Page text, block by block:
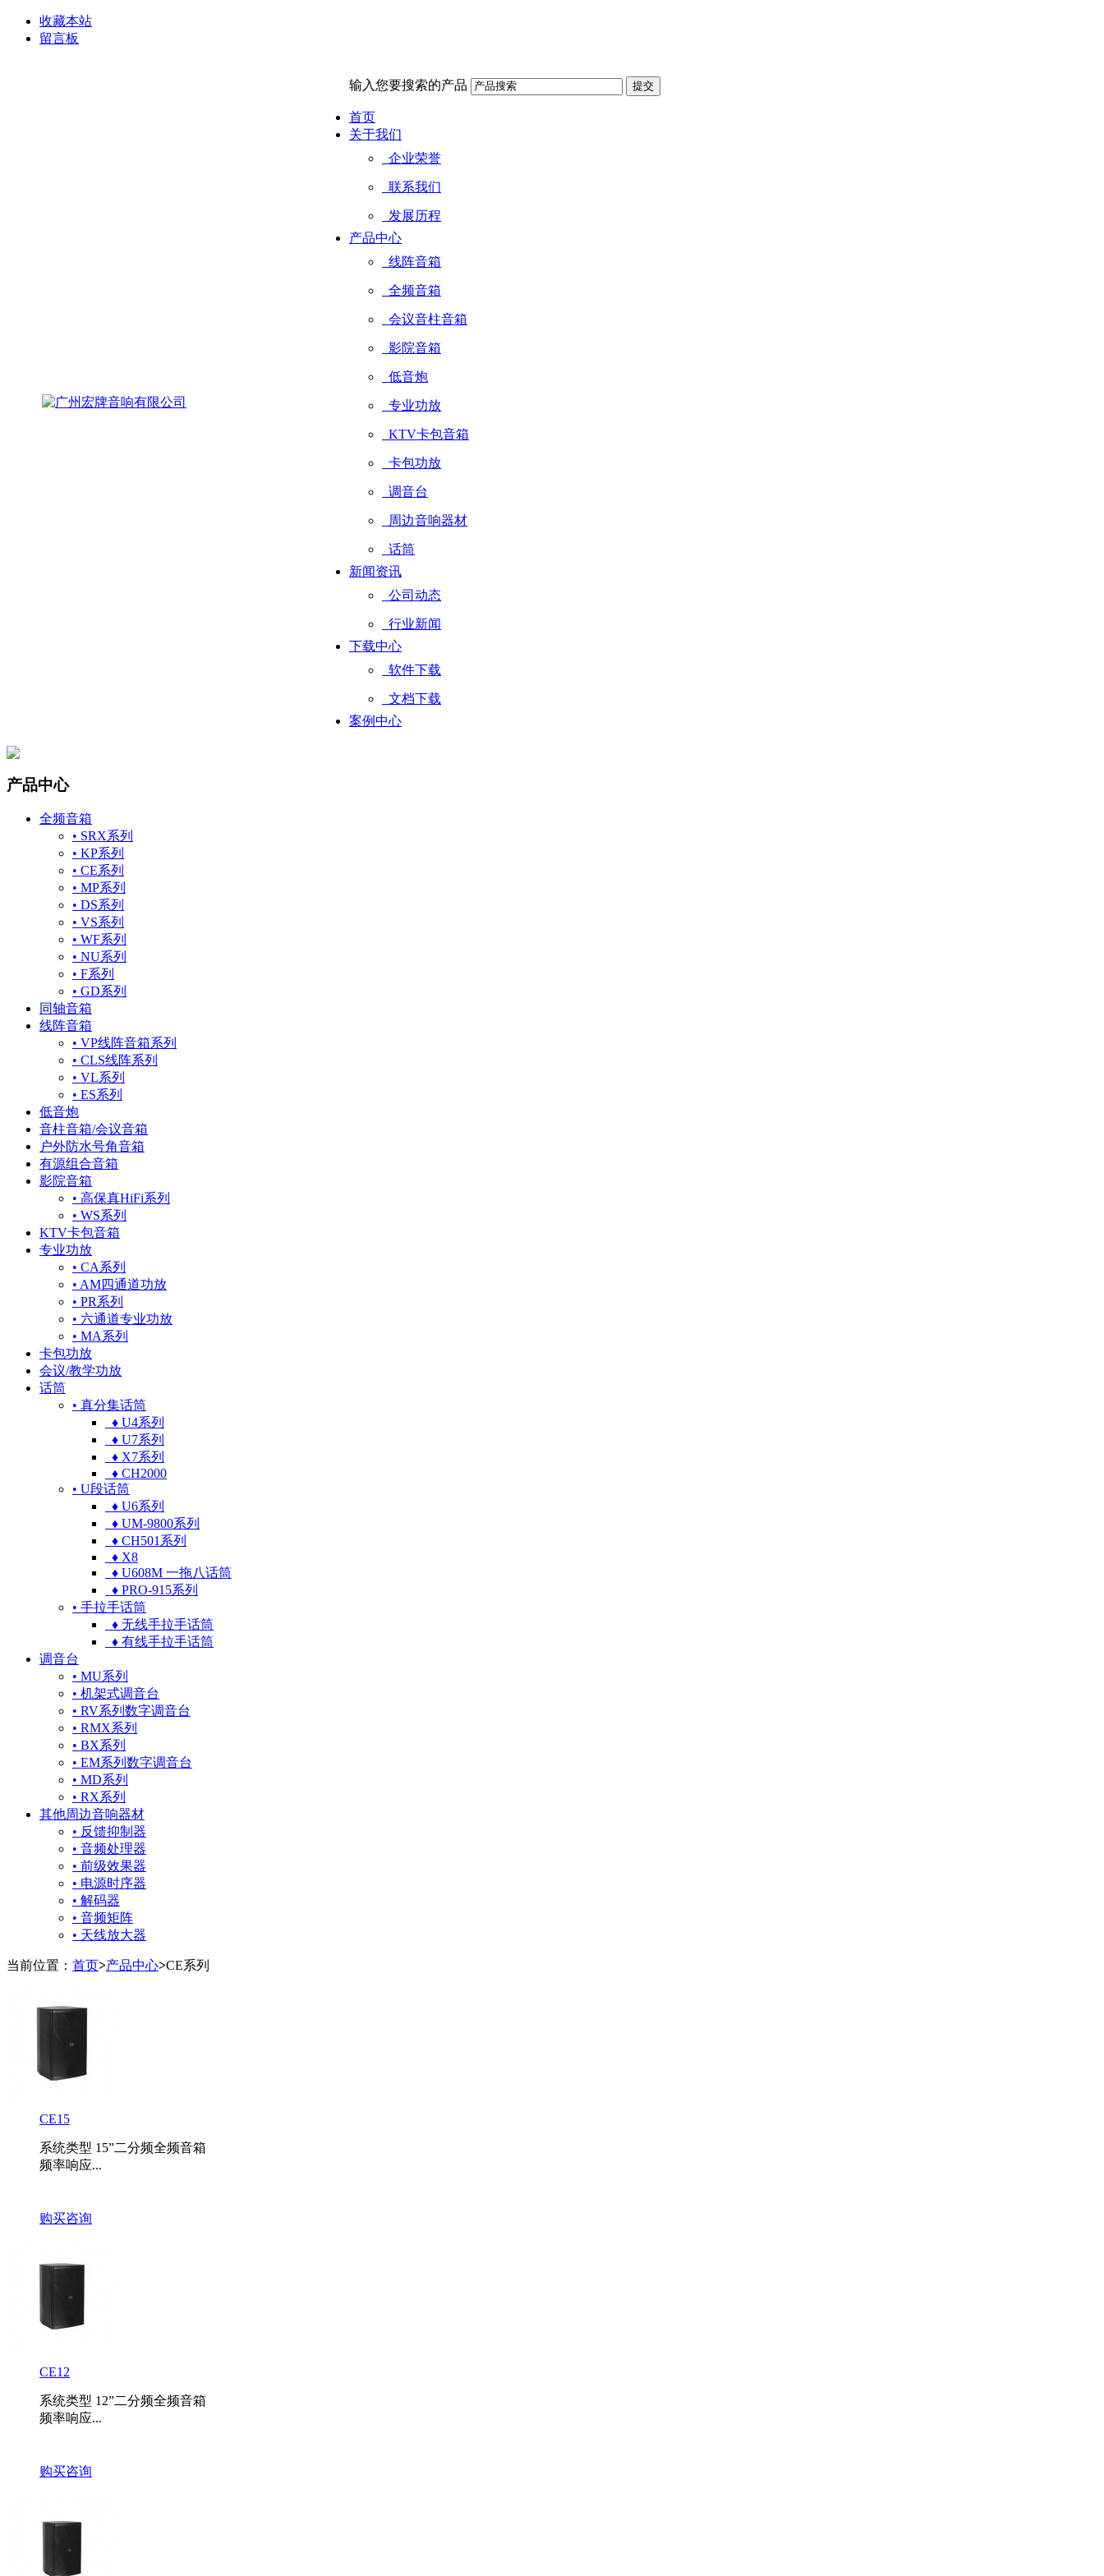
收藏本站
留言板
输入您要搜索的产品
首页
关于我们
企业荣誉
联系我们
发展历程
产品中心
线阵音箱
全频音箱
会议音柱音箱
影院音箱
低音炮
专业功放
KTV卡包音箱
卡包功放
调音台
周边音响器材
话筒
新闻资讯
公司动态
行业新闻
下载中心
软件下载
文档下载
案例中心
产品中心
全频音箱
• SRX系列
• KP系列
• CE系列
• MP系列
• DS系列
• VS系列
• WF系列
• NU系列
• F系列
• GD系列
同轴音箱
线阵音箱
• VP线阵音箱系列
• CLS线阵系列
• VL系列
• ES系列
低音炮
音柱音箱/会议音箱
户外防水号角音箱
有源组合音箱
影院音箱
• 高保真HiFi系列
• WS系列
KTV卡包音箱
专业功放
• CA系列
• AM四通道功放
• PR系列
• 六通道专业功放
• MA系列
卡包功放
会议/教学功放
话筒
• 真分集话筒
♦ U4系列
♦ U7系列
♦ X7系列
♦ CH2000
• U段话筒
♦ U6系列
♦ UM-9800系列
♦ CH501系列
♦ X8
♦ U608M 一拖八话筒
♦ PRO-915系列
• 手拉手话筒
♦ 无线手拉手话筒
♦ 有线手拉手话筒
调音台
• MU系列
• 机架式调音台
• RV系列数字调音台
• RMX系列
• BX系列
• EM系列数字调音台
• MD系列
• RX系列
其他周边音响器材
• 反馈抑制器
• 音频处理器
• 前级效果器
• 电源时序器
• 解码器
• 音频矩阵
• 天线放大器
当前位置： 首页>产品中心>CE系列
CE15
系统类型 15”二分频全频音箱
频率响应...
购买咨询
CE12
系统类型 12”二分频全频音箱
频率响应...
购买咨询